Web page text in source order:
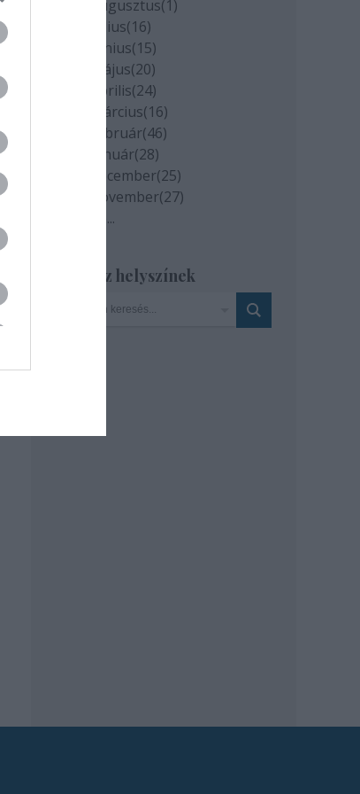
2020 augusztus(1)
2020 július(16)
2020 június(15)
2020 május(20)
2020 április(24)
2020 március(16)
2020 február(46)
2020 január(28)
2019 december(25)
2019 november(27)
...
Szinház helyszínek